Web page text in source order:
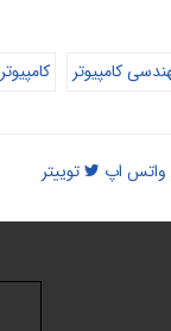
کامپیوتر کامپیوتر
واتس اپ توییتر